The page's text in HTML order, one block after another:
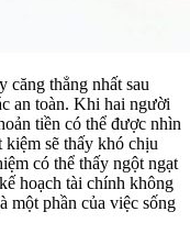
căng thẳng nhất sau
an toàn. Khi hai người
tiền có thể được nhìn
sẽ thấy khó chịu
có thể thấy ngột ngạt
hoạch tài chính không
một phần của việc sống